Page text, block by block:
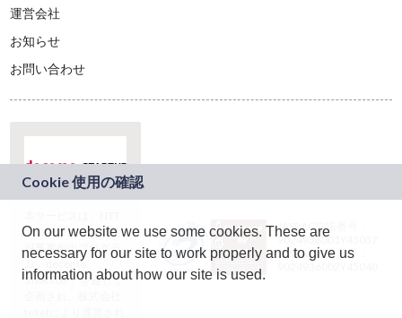
運営会社
お知らせ
お問い合わせ
ドコモグループの新
規事業創出プログラ
ム「docomo
STARTUP」を通じて
JASRAC許諾番号：
9024936001Y45037
JASRAC許諾番号：
On our website we use some cookies. These are
necessary for our site to work properly and to give us
information about how our site is used.